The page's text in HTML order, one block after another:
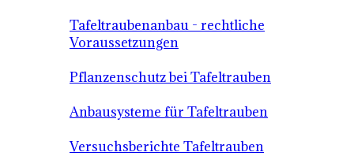
Tafeltraubenanbau - rechtliche
Voraussetzungen
Pflanzenschutz bei Tafeltrauben
Anbausysteme für Tafeltrauben
Versuchsberichte Tafeltrauben